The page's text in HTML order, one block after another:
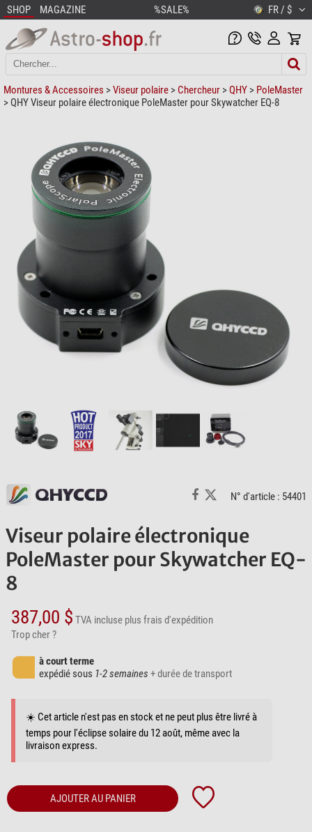
SHOP MAGAZINE %SALE% FR / $
Montures & Accessoires >Viseur polaire > Chercheur >QHY > PoleMaster
> QHY Viseur polaire électronique PoleMaster pour Skywatcher EQ-8
N° d'article : 54401
Viseur polaire électronique
PoleMaster pour Skywatcher EQ-
8
387,00 $ TVA incluse plus frais d'expédition
Trop cher ?
à court terme
expédié sous 1-2 semaines + durée de transport
☀️ Cet article n'est pas en stock et ne peut plus être livré à
temps pour l'éclipse solaire du 12 août, même avec la
livraison express.
AJOUTER AU PANIER